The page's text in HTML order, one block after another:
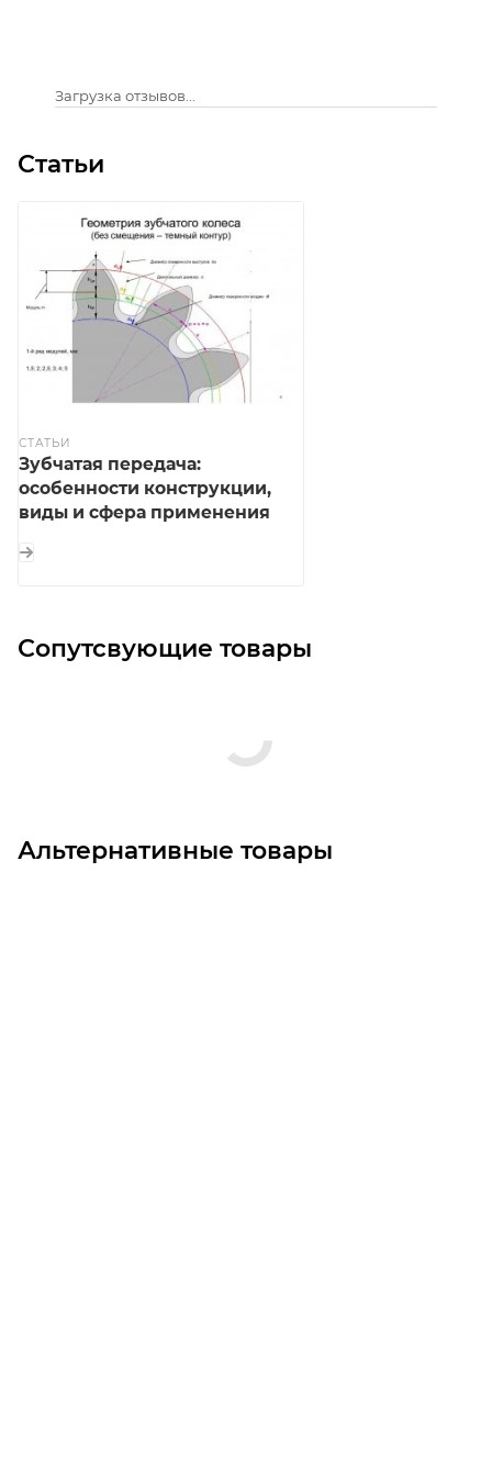
Загрузка отзывов...
Статьи
СТАТЬИ
Зубчатая передача:
особенности конструкции,
виды и сфера применения
Сопутсвующие товары
Альтернативные товары